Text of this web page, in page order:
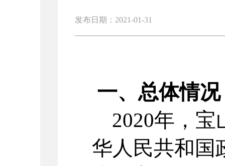
发布日期：2021-01-31
一、总体情况
2020年，宝
华人民共和国